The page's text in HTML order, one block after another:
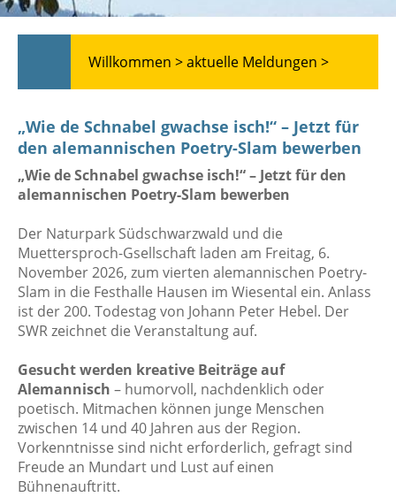
Willkommen >aktuelle Meldungen >
„Wie de Schnabel gwachse isch!“ – Jetzt für
den alemannischen Poetry-Slam bewerben
„Wie de Schnabel gwachse isch!“ – Jetzt für den
alemannischen Poetry-Slam bewerben
Der Naturpark Südschwarzwald und die
Muettersproch-Gsellschaft laden am Freitag, 6.
November 2026, zum vierten alemannischen Poetry-
Slam in die Festhalle Hausen im Wiesental ein. Anlass
ist der 200. Todestag von Johann Peter Hebel. Der
SWR zeichnet die Veranstaltung auf.
Gesucht werden kreative Beiträge auf
Alemannisch – humorvoll, nachdenklich oder
poetisch. Mitmachen können junge Menschen
zwischen 14 und 40 Jahren aus der Region.
Vorkenntnisse sind nicht erforderlich, gefragt sind
Freude an Mundart und Lust auf einen
Bühnenauftritt.